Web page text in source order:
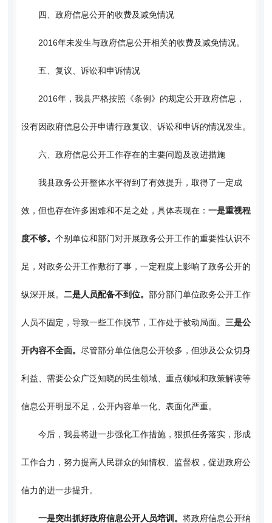
四、政府信息公开的收费及减免情况
2016年未发生与政府信息公开相关的收费及减免情况。
五、复议、诉讼和申诉情况
2016年，我县严格按照《条例》的规定公开政府信息，
没有因政府信息公开申请行政复议、诉讼和申诉的情况发生。
六、政府信息公开工作存在的主要问题及改进措施
我县政务公开整体水平得到了有效提升，取得了一定成
效，但也存在许多困难和不足之处，具体表现在： 一是重视程
度不够。 个别单位和部门对开展政务公开工作的重要性认识不
足，对政务公开工作敷衍了事，一定程度上影响了政务公开的
纵深开展。 二是人员配备不到位。 部分部门单位政务公开工作
人员不固定，导致一些工作脱节，工作处于被动局面。 三是公
开内容不全面。 尽管部分单位信息公开较多，但涉及公众切身
利益、需要公众广泛知晓的民生领域、重点领域和政策解读等
信息公开明显不足，公开内容单一化、表面化严重。
今后，我县将进一步强化工作措施，狠抓任务落实，形成
工作合力，努力提高人民群众的知情权、监督权，促进政府公
信力的进一步提升。
一是突出抓好政府信息公开人员培训。 将政府信息公开纳